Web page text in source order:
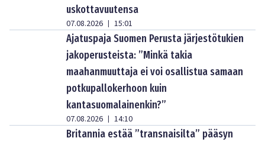
uskottavuutensa
07.08.2026 | 15:01
Ajatuspaja Suomen Perusta järjestötukien
jakoperusteista: ”Minkä takia
maahanmuuttaja ei voi osallistua samaan
potkupallokerhoon kuin
kantasuomalainenkin?”
07.08.2026 | 14:10
Britannia estää ”transnaisilta” pääsyn